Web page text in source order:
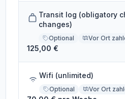
Transit log (obligatory
changes)
Optional Vor Ort
125,00 €
Wifi (unlimited)
Optional Vor Ort